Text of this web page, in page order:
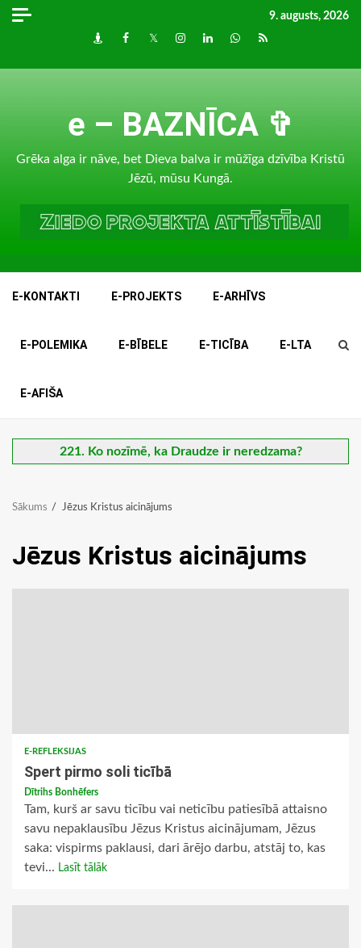
Skip
9. augusts, 2026
DraugiemFacebook
TwitterInstagram
LinkedInwhatsapp
RSS
e – BAZNĪCA ✞
Grēka alga ir nāve, bet Dieva balva ir mūžīga dzīvība Kristū
Jēzū, mūsu Kungā.
E-KONTAKTI E-PROJEKTS E-ARHĪVS
E-POLEMIKA E-BĪBELE E-TICĪBA E-LTA
E-AFIŠA
221. Ko nozīmē, ka Draudze ir neredzama?
Sākums Jēzus Kristus aicinājums
Jēzus Kristus aicinājums
E-REFLEKSIJAS
Spert pirmo soli ticībā
Dītrihs Bonhēfers
Tam, kurš ar savu ticību vai neticību patiesībā attaisno
savu nepaklausību Jēzus Kristus aicinājumam, Jēzus
saka: vispirms paklausi, dari ārējo darbu, atstāj to, kas
tevi... Lasīt tālāk